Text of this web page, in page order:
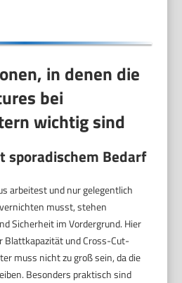
in denen die
bei
wichtig sind
sporadischem Bedarf
arbeitest und nur gelegentlich
musst, stehen
Sicherheit im Vordergrund. Hier
und Cross-Cut-
muss nicht zu groß sein, da die
Besonders praktisch sind